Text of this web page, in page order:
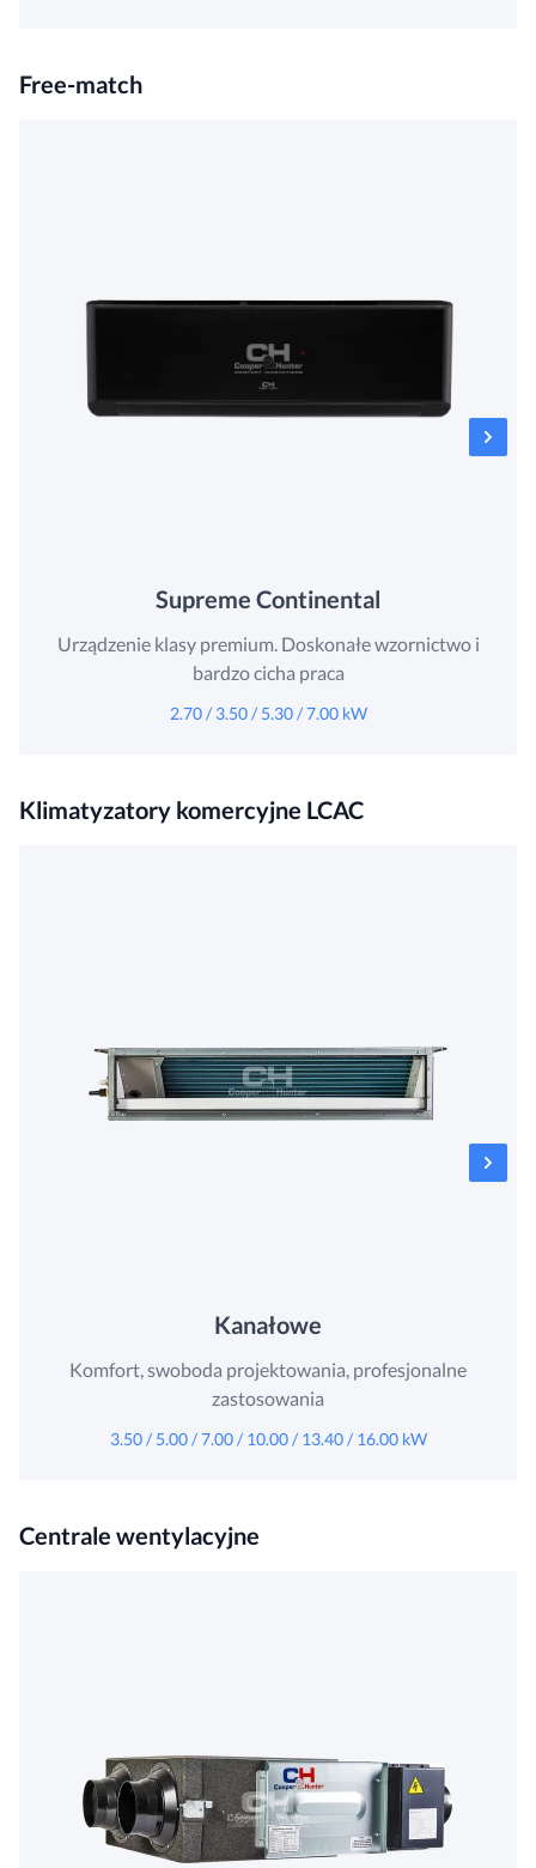
Free-match
Supreme Continental
Urządzenie klasy premium. Doskonałe wzornictwo i
bardzo cicha praca
2.70 / 3.50 / 5.30 / 7.00 kW
Klimatyzatory komercyjne LCAC
Kanałowe
Komfort, swoboda projektowania, profesjonalne
zastosowania
3.50 / 5.00 / 7.00 / 10.00 / 13.40 / 16.00 kW
Centrale wentylacyjne